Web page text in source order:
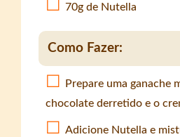
70g de Nutella
Como Fazer:
Prepare uma ganache
chocolate derretido e o
Adicione Nutella e